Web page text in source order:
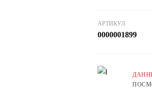
АРТИКУЛ
0000001899